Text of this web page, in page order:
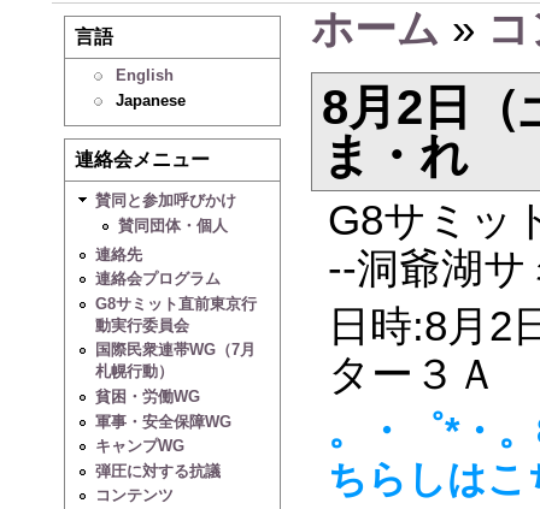
言語
English
Japanese
連絡会メニュー
賛同と参加呼びかけ
賛同団体・個人
連絡先
連絡会プログラム
G8サミット直前東京行
動実行委員会
国際民衆連帯WG（7月
札幌行動）
貧困・労働WG
軍事・安全保障WG
キャンプWG
弾圧に対する抗議
コンテンツ
ホーム »
8月2日（
ま・れ
G8サミッ
--洞爺湖
日時:8月2
ター３Ａ
。・゜*・
ちらしは